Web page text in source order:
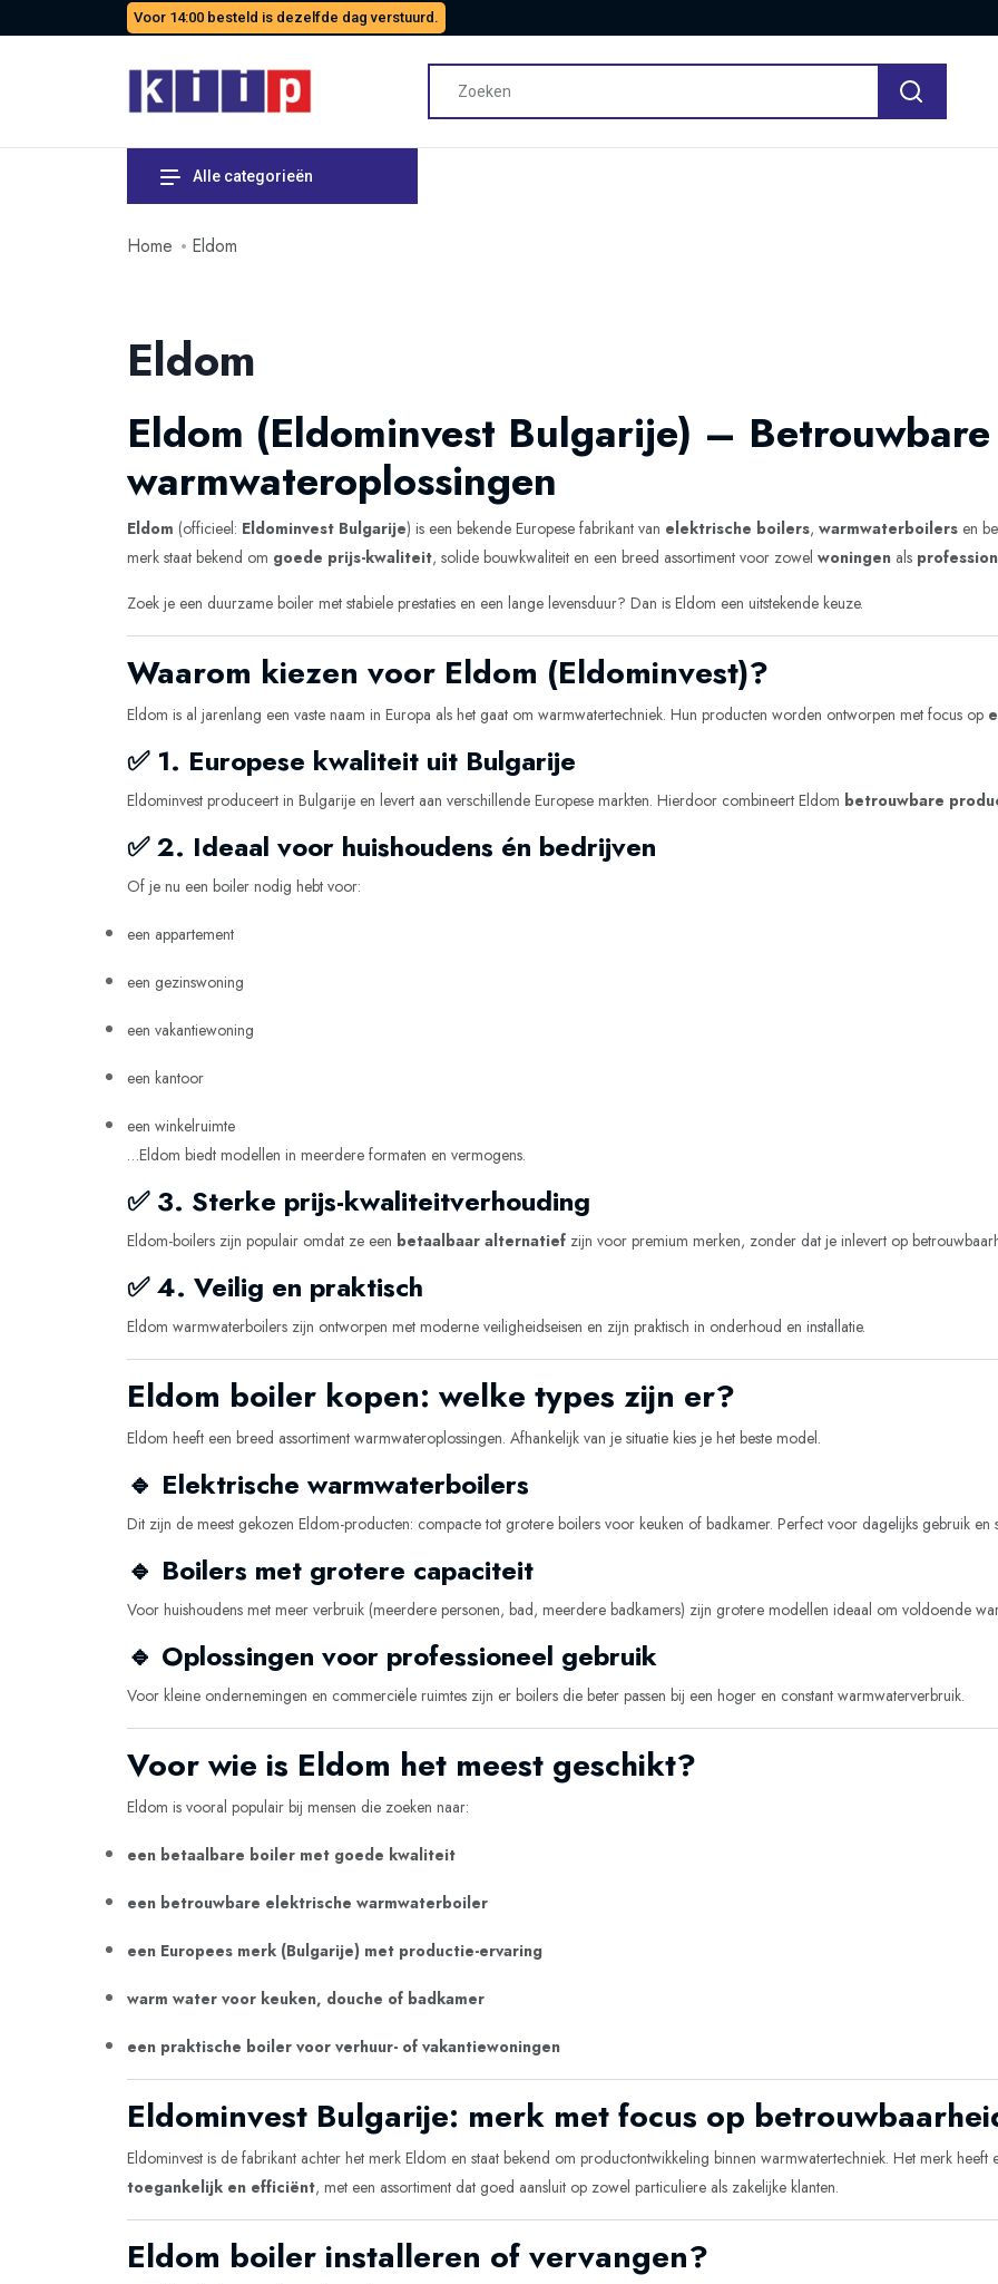
Voor 14:00 besteld is dezelfde dag verstuurd.
Alle categorieën
Home Eldom
Eldom
Eldom (Eldominvest Bulgarije) –
warmwateroplossingen
Eldom (officieel: Eldominvest Bulgarije) is een bekende Europese fabrikant van elektrische boilers, warmwaterboilers en
merk staat bekend om goede prijs-kwaliteit, solide bouwkwaliteit en een breed assortiment voor zowel woningen als
Zoek je een duurzame boiler met stabiele prestaties en een lange levensduur? Dan is Eldom een uitstekende keuze.
Waarom kiezen voor Eldom (Eldominvest)?
Eldom is al jarenlang een vaste naam in Europa als het gaat om warmwatertechniek. Hun producten worden ontworpen met focus op
✅ 1. Europese kwaliteit uit Bulgarije
Eldominvest produceert in Bulgarije en levert aan verschillende Europese markten. Hierdoor combineert Eldom betrouwbare
✅ 2. Ideaal voor huishoudens én bedrijven
Of je nu een boiler nodig hebt voor:
een appartement
een gezinswoning
een vakantiewoning
een kantoor
een winkelruimte
…Eldom biedt modellen in meerdere formaten en vermogens.
✅ 3. Sterke prijs-kwaliteitverhouding
Eldom-boilers zijn populair omdat ze een betaalbaar alternatief zijn voor premium merken, zonder dat je inlevert op
✅ 4. Veilig en praktisch
Eldom warmwaterboilers zijn ontworpen met moderne veiligheidseisen en zijn praktisch in onderhoud en installatie.
Eldom boiler kopen: welke types zijn er?
Eldom heeft een breed assortiment warmwateroplossingen. Afhankelijk van je situatie kies je het beste model.
🔹 Elektrische warmwaterboilers
Dit zijn de meest gekozen Eldom-producten: compacte tot grotere boilers voor keuken of badkamer. Perfect voor dagelijks gebruik en
🔹 Boilers met grotere capaciteit
Voor huishoudens met meer verbruik (meerdere personen, bad, meerdere badkamers) zijn grotere modellen ideaal om voldoende
🔹 Oplossingen voor professioneel gebruik
Voor kleine ondernemingen en commerciële ruimtes zijn er boilers die beter passen bij een hoger en constant warmwaterverbruik.
Voor wie is Eldom het meest geschikt?
Eldom is vooral populair bij mensen die zoeken naar:
een betaalbare boiler met goede kwaliteit
een betrouwbare elektrische warmwaterboiler
een Europees merk (Bulgarije) met productie-ervaring
warm water voor keuken, douche of badkamer
een praktische boiler voor verhuur- of vakantiewoningen
Eldominvest Bulgarije: merk met focus op
Eldominvest is de fabrikant achter het merk Eldom en staat bekend om productontwikkeling binnen warmwatertechniek. Het merk
toegankelijk en efficiënt, met een assortiment dat goed aansluit op zowel particuliere als zakelijke klanten.
Eldom boiler installeren of vervangen?